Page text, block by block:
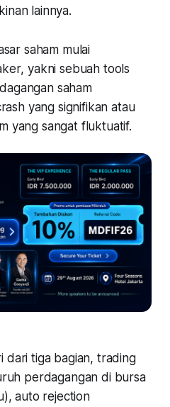
lainnya.
saham mulai
, yakni sebuah tools
saham
yang signifikan atau
yang sangat fluktuatif.
dari tiga bagian, trading
perdagangan di bursa
auto rejection